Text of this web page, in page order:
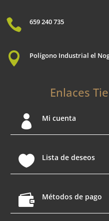
 659 240 735
 Polígono Industrial el
Enlaces
 Mi cuenta
 Lista de deseos
 Métodos de pago